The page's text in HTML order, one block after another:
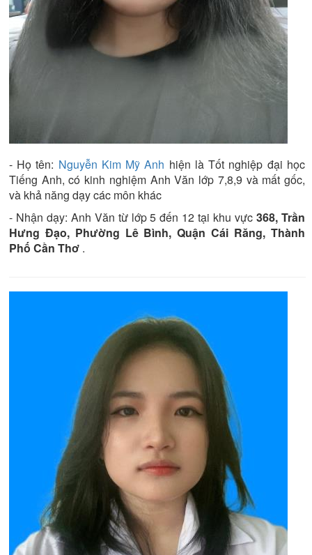
- Họ tên: Nguyễn Kim Mỹ Anh hiện làTốt nghiệp đại học
Tiếng Anh, có kinh nghiệm Anh Văn lớp 7,8,9 và mất gốc,
và khả năng dạy các môn khác
- Nhận dạy: Anh Văn từ lớp 5 đến 12 tại khu vực368, Trần
Hưng Đạo, Phường Lê Bình, Quận Cái Răng, Thành
Phố Cần Thơ .